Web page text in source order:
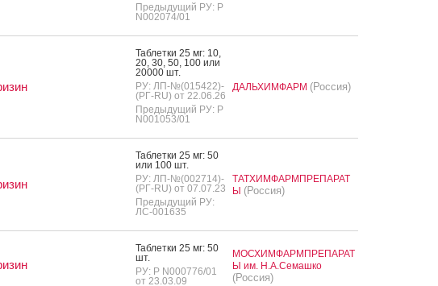
Предыдущий РУ: Р
N002074/01
Таб­летки 25 мг: 10,
20, 30, 50, 100 или
20000 шт.
РУ: ЛП-№(015422)-
(РГ-RU) от 22.06.26
Предыдущий РУ: Р
N001053/01
ДАЛЬХИМФАРМ (Россия)
Таб­летки 25 мг: 50
или 100 шт.
РУ: ЛП-№(002714)-
(РГ-RU) от 07.07.23
Предыдущий РУ:
ЛС-001635
ТАТХИМФАРМПРЕПАРАТ
Ы (Россия)
Таб­летки 25 мг: 50
шт.
РУ: Р N000776/01
от 23.03.09
МОСХИМФАРМПРЕПАРАТ
Ы им. Н.А.Семашко
(Россия)